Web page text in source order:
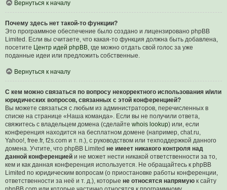
Вернуться к началу
Почему здесь нет такой-то функции?
Это программное обеспечение было создано и лицензировано phpBB
Limited. Если вы считаете, что какая-то функция должна быть добавлена,
посетите Центр идей phpBB, где можно отдать свой голос за уже
поданные идеи или предложить собственные.
Вернуться к началу
С кем можно связаться по вопросу некорректного использования и/или
юридических вопросов, связанных с этой конференцией?
Вы можете связаться с любым из администраторов, перечисленных в
списке на странице «Наша команда». Если вы не получили ответа,
свяжитесь с владельцем домена (сделайте whois lookup) или, если
конференция находится на бесплатном домене (например, chat.ru,
Yahoo!, free.fr, f2s.com и т. п.), с руководством или техподдержкой данного
домена. Учтите, что phpBB Limited не имеет никакого контроля над
данной конференцией и не может нести никакой ответственности за то,
кем и как данная конференция используется. Не обращайтесь к phpBB
Limited по юридическим вопросам (о приостановке работы конференции,
ответственности за неё и т. д.), которые не относятся напрямую к сайту